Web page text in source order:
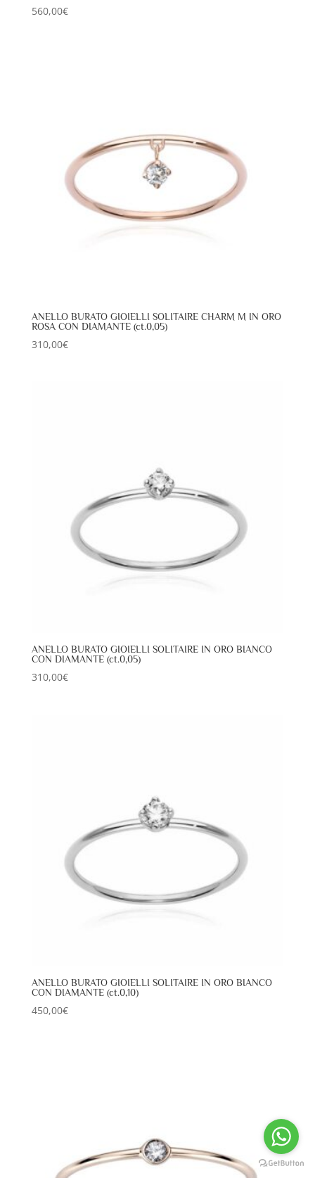
560,00€
ANELLO BURATO GIOIELLI SOLITAIRE CHARM M IN ORO
ROSA CON DIAMANTE (ct.0,05)
310,00€
ANELLO BURATO GIOIELLI SOLITAIRE IN ORO BIANCO
CON DIAMANTE (ct.0,05)
310,00€
ANELLO BURATO GIOIELLI SOLITAIRE IN ORO BIANCO
CON DIAMANTE (ct.0,10)
450,00€